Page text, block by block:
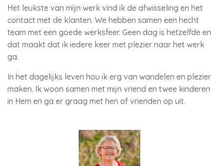
Het leukste van mijn werk vind ik de afwisseling en het
contact met de klanten. We hebben samen een hecht
team met een goede werksfeer. Geen dag is hetzelfde en
dat maakt dat ik iedere keer met plezier naar het werk
ga.
In het dagelijks leven hou ik erg van wandelen en plezier
maken. Ik woon samen met mijn vriend en twee kinderen
in Hem en ga er graag met hen of vrienden op uit.